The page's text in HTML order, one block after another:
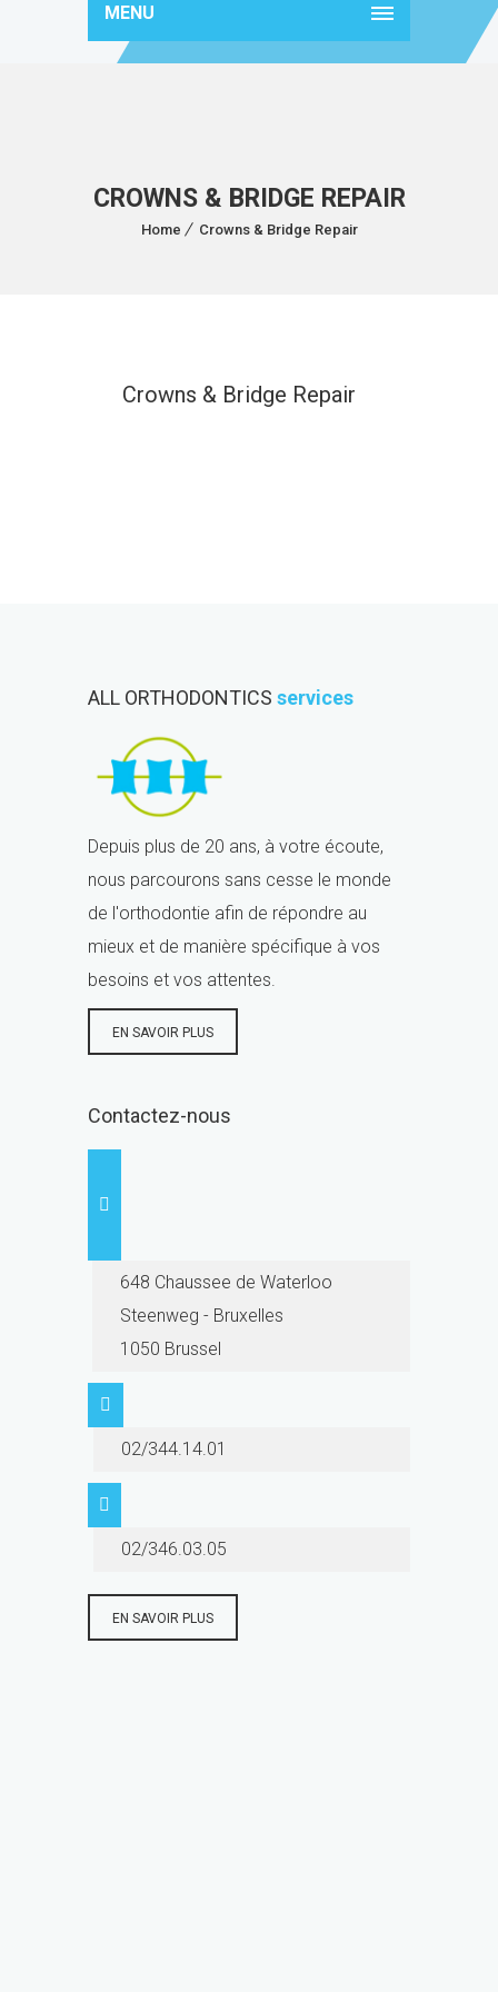
MENU
CROWNS & BRIDGE REPAIR
Home Crowns & Bridge Repair
Crowns & Bridge Repair
ALL ORTHODONTICS services
Depuis plus de 20 ans, à votre écoute,
nous parcourons sans cesse le monde
de l'orthodontie afin de répondre au
mieux et de manière spécifique à vos
besoins et vos attentes.
EN SAVOIR PLUS
Contactez-nous
648 Chaussee de Waterloo
Steenweg - Bruxelles
1050 Brussel
02/344.14.01
02/346.03.05
EN SAVOIR PLUS